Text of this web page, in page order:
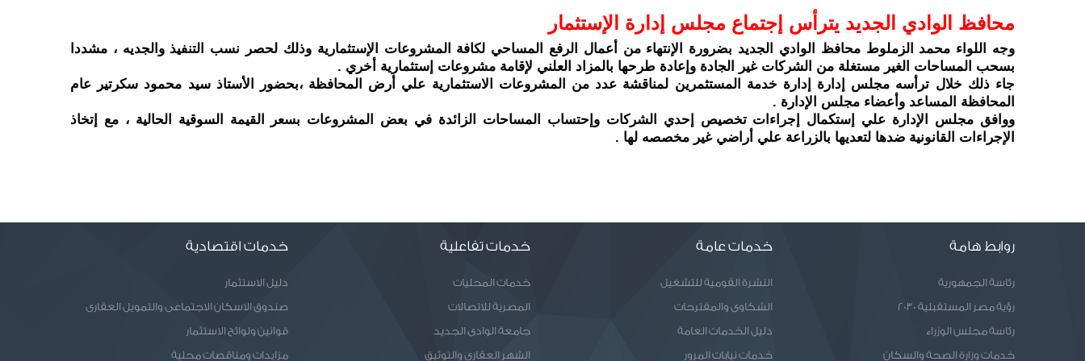
محافظ الوادي الجديد يترأس إجتماع مجلس إدارة الإستثمار
بسحب المساحات الغير مستغلة من الشركات غير الجادة وإعادة طرحها بالمزاد العلني لإقامة مشروعات إستثمارية أخري .
المحافظة المساعد وأعضاء مجلس الإدارة .
الإجراءات القانونية ضدها لتعديها بالزراعة علي أراضي غير مخصصه لها .
روابط هامة
رئاسة الجمهورية
رؤية مصر المستقبلية 2030
رئاسة مجلس الوزراء
خدمات وزارة الصحة والسكان
خدمات عامة
النشرة القومية للتشغيل
الشكاوى والمقترحات
دليل الخدمات العامة
خدمات نيابات المرور
خدمات تفاعلية
خدمات المحليات
المصرية للاتصالات
جامعة الوادى الجديد
الشهر العقارى والتوثيق
خدمات اقتصادية
دليل الاستثمار
صندوق الاسكان الاجتماعى والتمويل العقارى
قوانين ولوائح الاستثمار
مزايدات ومناقصات محلية